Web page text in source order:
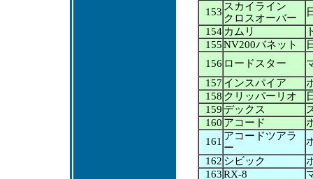
153 スカイライン
クロスオーバー
154 カムリ
155NV200バネット
156 ロードスター
157 インスパイア
158 クリッパーリオ
159 デックス
160 アコード
161 アコードツアラ
ー
162 シビック
163RX-8